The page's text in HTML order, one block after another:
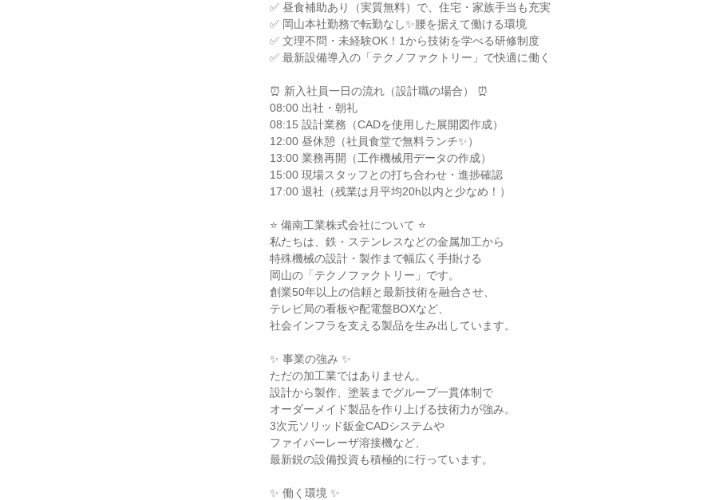
✅ 昼食補助あり（実質無料）で、住宅・家族手当も充実
✅ 岡山本社勤務で転勤なし✨腰を据えて働ける環境
✅ 文理不問・未経験OK！1から技術を学べる研修制度
✅ 最新設備導入の「テクノファクトリー」で快適に働く
⏰ 新入社員一日の流れ（設計職の場合） ⏰
08:00 出社・朝礼
08:15 設計業務（CADを使用した展開図作成）
12:00 昼休憩（社員食堂で無料ランチ✨）
13:00 業務再開（工作機械用データの作成）
15:00 現場スタッフとの打ち合わせ・進捗確認
17:00 退社（残業は月平均20h以内と少なめ！）
⭐ 備南工業株式会社について ⭐
私たちは、鉄・ステンレスなどの金属加工から
特殊機械の設計・製作まで幅広く手掛ける
岡山の「テクノファクトリー」です。
創業50年以上の信頼と最新技術を融合させ、
テレビ局の看板や配電盤BOXなど、
社会インフラを支える製品を生み出しています。
✨ 事業の強み ✨
ただの加工業ではありません。
設計から製作、塗装までグループ一貫体制で
オーダーメイド製品を作り上げる技術力が強み。
3次元ソリッド鈑金CADシステムや
ファイバーレーザ溶接機など、
最新鋭の設備投資も積極的に行っています。
✨ 働く環境 ✨